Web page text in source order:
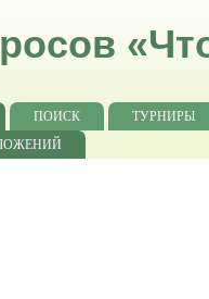
ПОИСК
ТУРНИРЫ